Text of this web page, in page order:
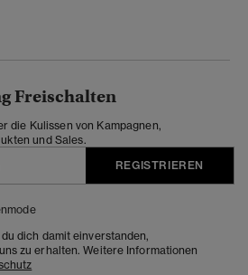
Freischalten
die Kulissen von Kampagnen,
und Sales.
REGISTRIEREN
dich damit einverstanden,
zu erhalten. Weitere Informationen